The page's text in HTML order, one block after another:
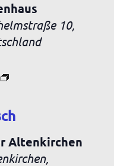
10,
Altenkirchen